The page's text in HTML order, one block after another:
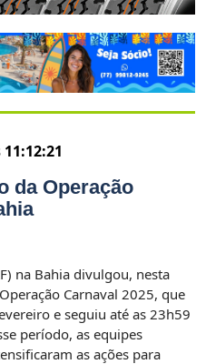
da Operação
na Bahia divulgou, nesta
Carnaval 2025, que
e seguiu até as 23h59
período, as equipes
as ações para